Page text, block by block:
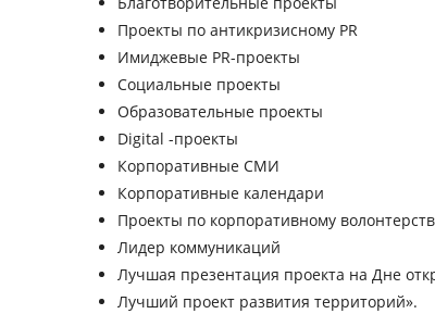
Проекты по антикризисному PR
Имиджевые PR-проекты
Социальные проекты
Образовательные проекты
Digital -проекты
Корпоративные СМИ
Корпоративные календари
Проекты по корпоративному
Лидер коммуникаций
Лучшая презентация проекта на Дне
Лучший проект развития территорий».